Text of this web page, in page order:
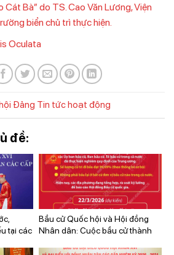
Bà” do TS. Cao Văn Lương, Viện
biển chủ trì thực hiện.
Oculata
Đảng Tin tức hoạt động
đề:
tại các
Bầu cử Quốc hội và Hội đồng
Nhân dân: Cuộc bầu cử thành